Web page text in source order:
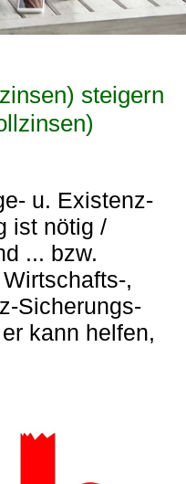
steigern
u. Existenz-
ist nötig /
... bzw.
,
Sicherungs-
kann helfen,